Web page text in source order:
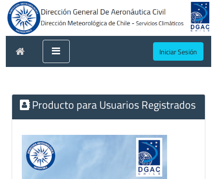
Iniciar Sesión
Producto para Usuarios Registrados